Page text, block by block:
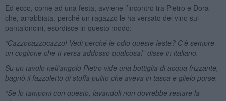
Ed ecco, come ad una festa, avviene l’incontro tra Pietro e Dora
che, arrabbiata, perché un ragazzo le ha versato del vino sui
pantaloncini, esordisce in questo modo:
“Cazzocazzocazzo! Vedi perché le odio queste feste? C’è sempre
un coglione che ti versa addosso qualcosa!” disse in italiano.
Su un tavolo nell’angolo Pietro vide una bottiglia di acqua frizzante,
bagnò il fazzoletto di stoffa pulito che aveva in tasca e glielo porse.
“Se lo tamponi con questo, lavandoli non dovrebbe restare la